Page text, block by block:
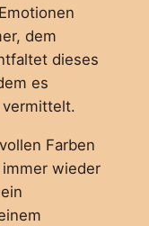
dem
dieses
es
vermittelt.
Farben
wieder